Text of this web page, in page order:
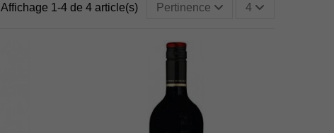
Affichage 1-4 de 4 article(s) Pertinence 4